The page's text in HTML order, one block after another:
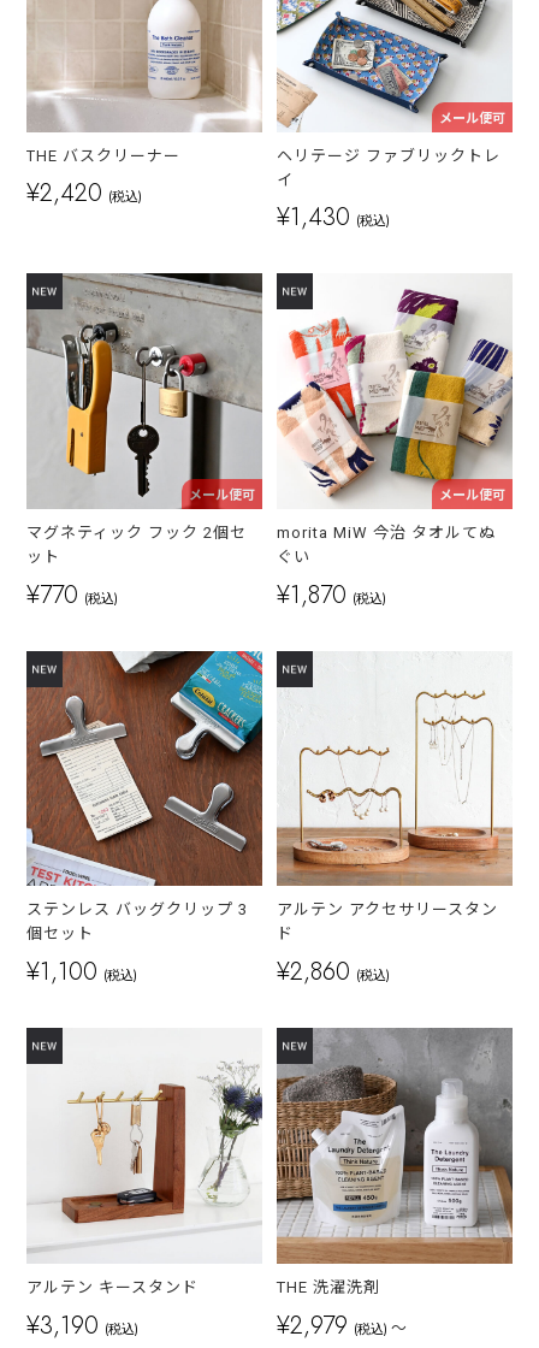
THE バスクリーナー
¥2,420 (税込)
メール便可
ヘリテージ ファブリックトレ
イ
¥1,430 (税込)
メール便可
マグネティック フック 2個セ
ット
¥770 (税込)
メール便可
morita MiW 今治 タオルてぬ
ぐい
¥1,870 (税込)
ステンレス バッグクリップ 3
個セット
¥1,100 (税込)
アルテン アクセサリースタン
ド
¥2,860 (税込)
アルテン キースタンド
¥3,190 (税込)
THE 洗濯洗剤
¥2,979 (税込) ～